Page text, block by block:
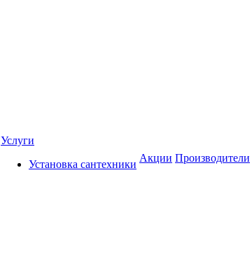
Услуги
Установка сантехники
Акции Производители